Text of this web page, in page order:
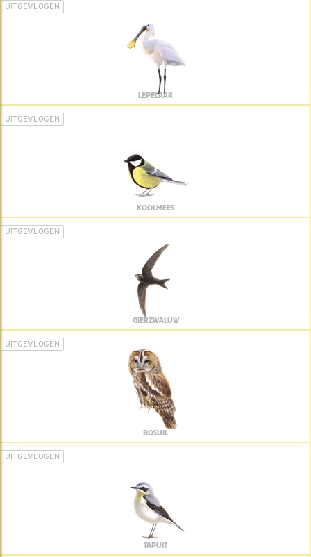
UITGEVLOGEN
LEPELAAR
UITGEVLOGEN
KOOLMEES
UITGEVLOGEN
GIERZWALUW
UITGEVLOGEN
BOSUIL
UITGEVLOGEN
TAPUIT